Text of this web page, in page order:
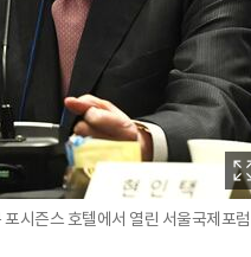
시즌스 호텔에서 열린 서울국제포럼